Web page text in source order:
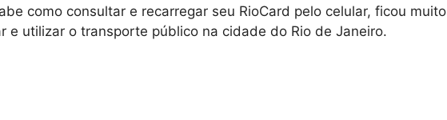
como consultar e recarregar seu RioCard pelo celular, ficou muito
e utilizar o transporte público na cidade do Rio de Janeiro.